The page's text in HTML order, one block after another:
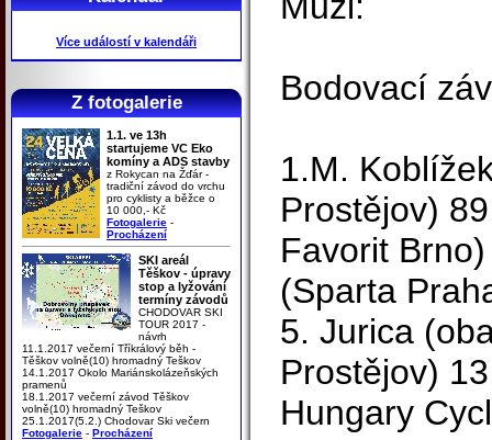
Více událostí v kalendáři
Z fotogalerie
1.1. ve 13h
startujeme VC Eko
komíny a ADS stavby
z Rokycan na Žďár -
tradiční závod do vrchu
pro cyklisty a běžce o
10 000,- Kč
Fotogalerie -
Procházení
SKI areál
Těškov - úpravy
stop a lyžování
termíny závodů
CHODOVAR SKI
TOUR 2017 -
návrh
11.1.2017 večerní Tříkrálový běh -
Těškov volně(10) hromadný Teškov
14.1.2017 Okolo Mariánskolázeňských
pramenů
18.1.2017 večerní závod Těškov
volně(10) hromadný Teškov
25.1.2017(5.2.) Chodovar Ski večern
Fotogalerie - Procházení
Bodovací
1.M.
Prostějov)
Favorit
(Sparta
5. Jurica
Prostějov)
Hungary